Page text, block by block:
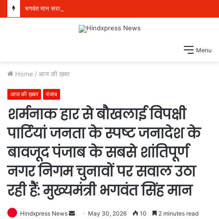
Menu
Home / आज की ख़बर
आज की ख़बर पंजाब
शर्मनाक हार से बौखलाई विपक्षी
पार्टियां जनता के स्पष्ट जनादेश के
बावजूद पंजाब के सबसे शांतिपूर्ण
नगर निगम चुनावों पर सवाल उठा
रही हैं: मुख्यमंत्री भगवंत सिंह मान
Hindxpress News May 30, 2026 10 2 minutes read